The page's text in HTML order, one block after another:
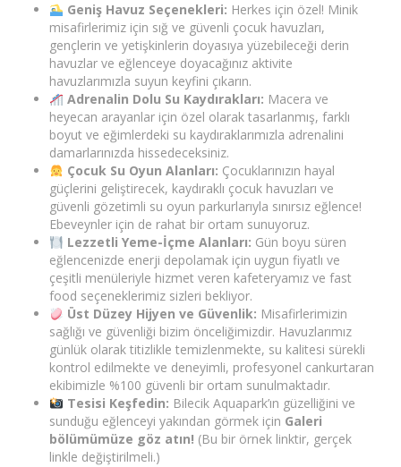
Geniş Havuz Seçenekleri: Herkes için özel! Minik
misafirlerimiz için sığ ve güvenli çocuk havuzları,
gençlerin ve yetişkinlerin doyasıya yüzebileceği derin
havuzlar ve eğlenceye doyacağınız aktivite
havuzlarımızla suyun keyfini çıkarın.
Adrenalin Dolu Su Kaydırakları: Macera ve
heyecan arayanlar için özel olarak tasarlanmış, farklı
boyut ve eğimlerdeki su kaydıraklarımızla adrenalini
damarlarınızda hissedeceksiniz.
Çocuk Su Oyun Alanları: Çocuklarınızın hayal
güçlerini geliştirecek, kaydıraklı çocuk havuzları ve
güvenli gözetimli su oyun parkurlarıyla sınırsız eğlence!
Ebeveynler için de rahat bir ortam sunuyoruz.
Lezzetli Yeme-İçme Alanları: Gün boyu süren
eğlencenizde enerji depolamak için uygun fiyatlı ve
çeşitli menüleriyle hizmet veren kafeteryamız ve fast
food seçeneklerimiz sizleri bekliyor.
Üst Düzey Hijyen ve Güvenlik: Misafirlerimizin
sağlığı ve güvenliği bizim önceliğimizdir. Havuzlarımız
günlük olarak titizlikle temizlenmekte, su kalitesi sürekli
kontrol edilmekte ve deneyimli, profesyonel cankurtaran
ekibimizle %100 güvenli bir ortam sunulmaktadır.
Tesisi Keşfedin: Bilecik Aquapark’ın güzelliğini ve
sunduğu eğlenceyi yakından görmek için Galeri
bölümümüze göz atın! (Bu bir örnek linktir, gerçek
linkle değiştirilmeli.)